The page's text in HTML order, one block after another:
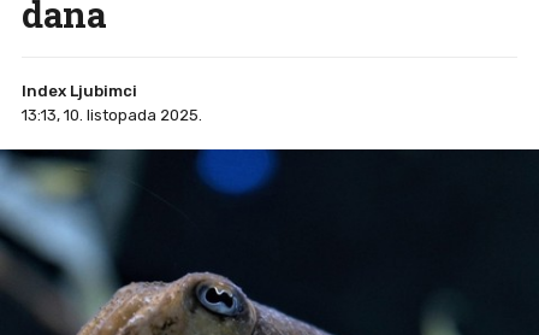
dana
Index Ljubimci
13:13, 10. listopada 2025.